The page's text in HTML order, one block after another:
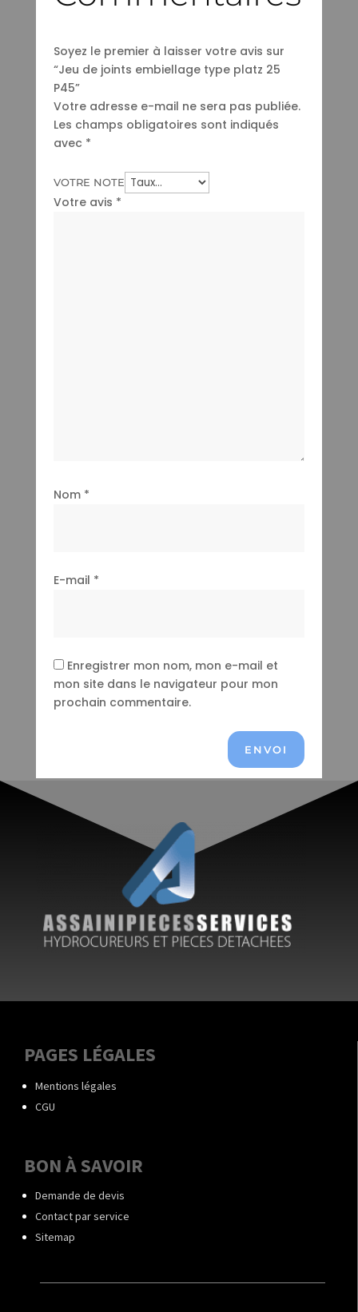
Soyez le premier à laisser votre avis sur
“Jeu de joints embiellage type platz 25
P45”
Votre adresse e-mail ne sera pas publiée.
Les champs obligatoires sont indiqués
avec *
VOTRE NOTE
Votre avis *
Nom *
E-mail *
Enregistrer mon nom, mon e-mail et
mon site dans le navigateur pour mon
prochain commentaire.
ENVOI
PAGES LÉGALES
Mentions légales
CGU
BON À SAVOIR
Demande de devis
Contact par service
Sitemap